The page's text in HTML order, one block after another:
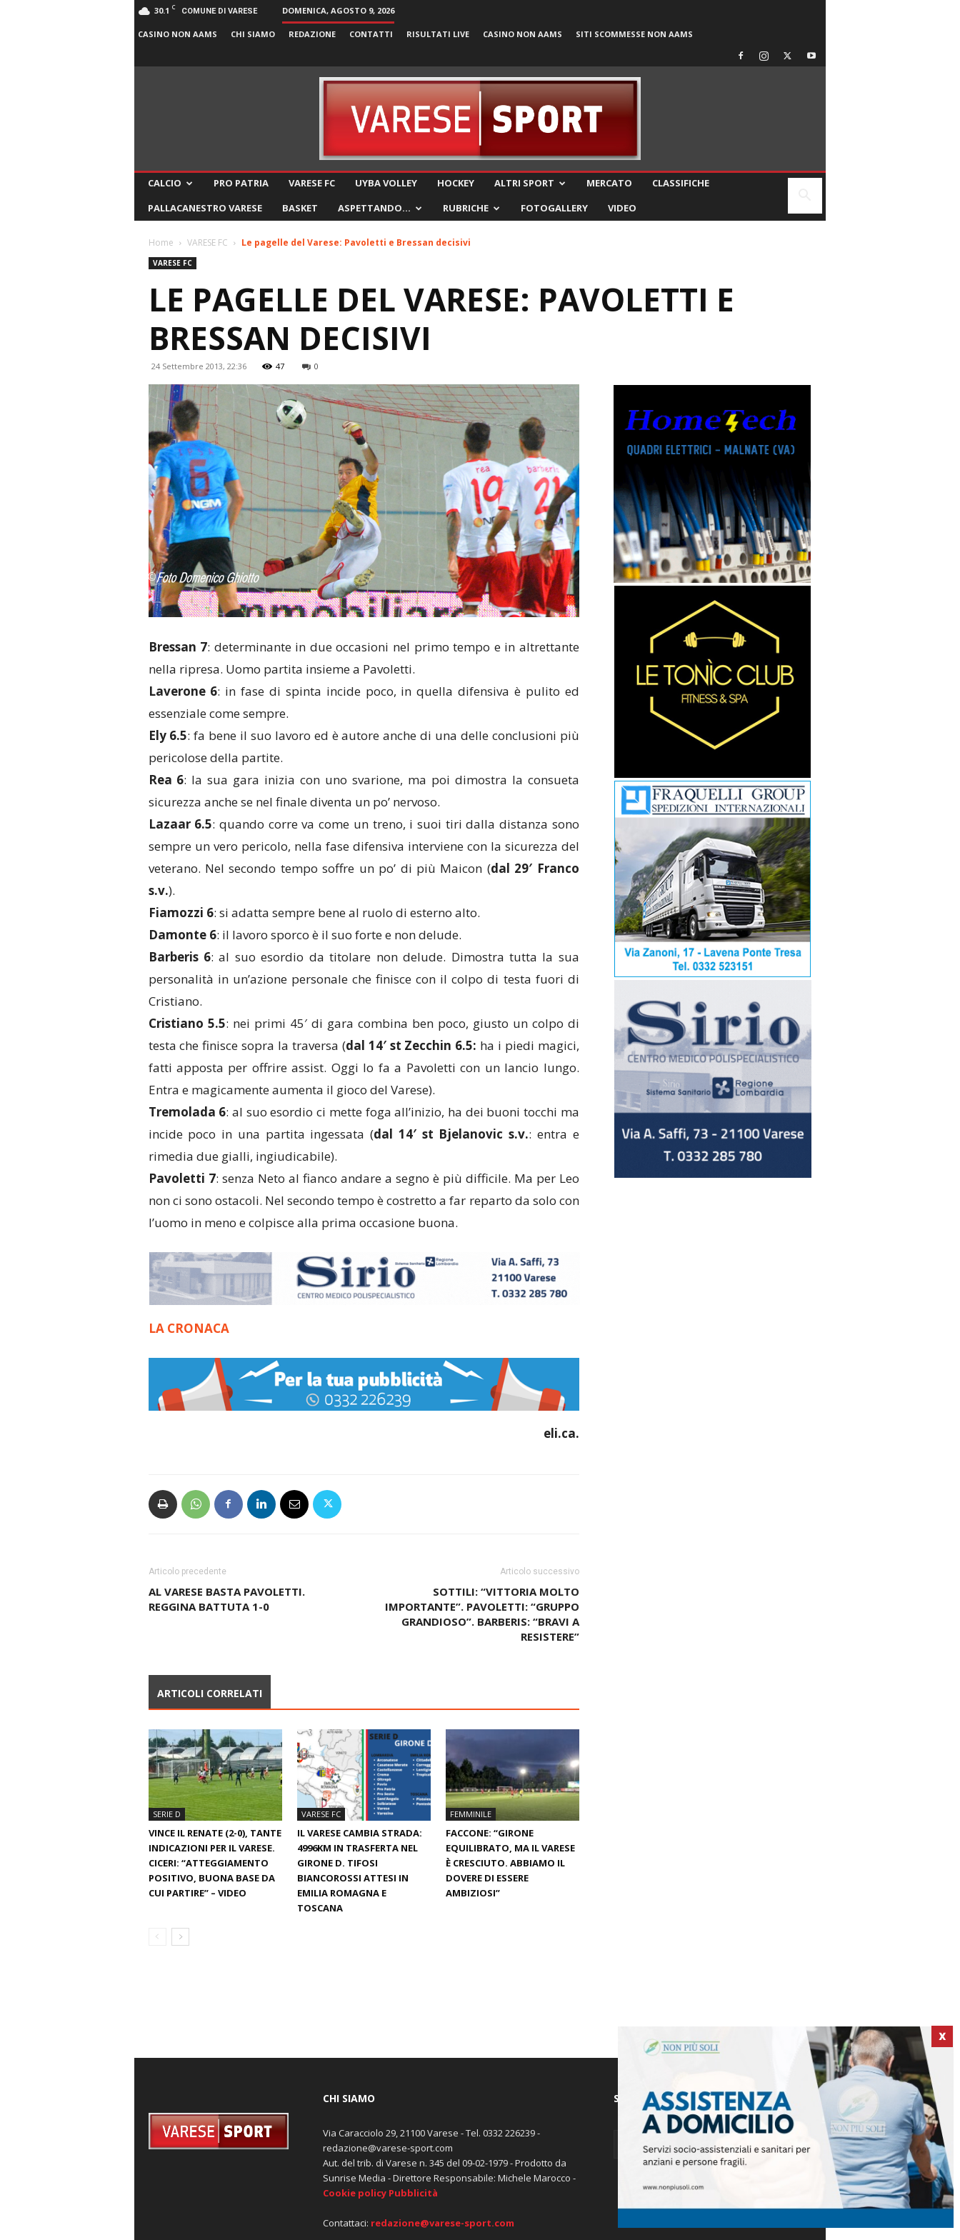
30.1 C COMUNE DI VARESE DOMENICA, AGOSTO 9, 2026
CASINO NON AAMS CHI SIAMO REDAZIONE CONTATTI RISULTATI LIVE CASINO NON AAMS SITI SCOMMESSE NON AAMS
CALCIO PRO PATRIA VARESE FC UYBA VOLLEY HOCKEY ALTRI SPORT MERCATO
CLASSIFICHE
PALLACANESTRO VARESE
BASKET ASPETTANDO… RUBRICHE FOTOGALLERY VIDEO
Home VARESE FC Le pagelle del Varese: Pavoletti e Bressan decisivi
VARESE FC
LE PAGELLE DEL VARESE: PAVOLETTI E
BRESSAN DECISIVI
24 Settembre 2013, 22:36 47 0
Bressan 7: determinante in due occasioni nel primo tempo e in altrettante
nella ripresa. Uomo partita insieme a Pavoletti.
Laverone 6: in fase di spinta incide poco, in quella difensiva è pulito ed
essenziale come sempre.
Ely 6.5: fa bene il suo lavoro ed è autore anche di una delle conclusioni più
pericolose della partite.
Rea 6: la sua gara inizia con uno svarione, ma poi dimostra la consueta
sicurezza anche se nel finale diventa un po’ nervoso.
Lazaar 6.5: quando corre va come un treno, i suoi tiri dalla distanza sono
sempre un vero pericolo, nella fase difensiva interviene con la sicurezza del
veterano. Nel secondo tempo soffre un po’ di più Maicon (dal 29′ Franco
s.v.).
Fiamozzi 6: si adatta sempre bene al ruolo di esterno alto.
Damonte 6: il lavoro sporco è il suo forte e non delude.
Barberis 6: al suo esordio da titolare non delude. Dimostra tutta la sua
personalità in un’azione personale che finisce con il colpo di testa fuori di
Cristiano.
Cristiano 5.5: nei primi 45′ di gara combina ben poco, giusto un colpo di
testa che finisce sopra la traversa (dal 14′ st Zecchin 6.5: ha i piedi magici,
fatti apposta per offrire assist. Oggi lo fa a Pavoletti con un lancio lungo.
Entra e magicamente aumenta il gioco del Varese).
Tremolada 6: al suo esordio ci mette foga all’inizio, ha dei buoni tocchi ma
incide poco in una partita ingessata (dal 14′ st Bjelanovic s.v.: entra e
rimedia due gialli, ingiudicabile).
Pavoletti 7: senza Neto al fianco andare a segno è più difficile. Ma per Leo
non ci sono ostacoli. Nel secondo tempo è costretto a far reparto da solo con
l’uomo in meno e colpisce alla prima occasione buona.
LA CRONACA
eli.ca.
Articolo precedente
AL VARESE BASTA PAVOLETTI.
REGGINA BATTUTA 1-0
Articolo successivo
SOTTILI: “VITTORIA MOLTO
IMPORTANTE”. PAVOLETTI: “GRUPPO
GRANDIOSO”. BARBERIS: “BRAVI A
RESISTERE”
ARTICOLI CORRELATI
SERIE D
VINCE IL RENATE (2-0), TANTE
INDICAZIONI PER IL VARESE.
CICERI: “ATTEGGIAMENTO
POSITIVO, BUONA BASE DA
CUI PARTIRE” – VIDEO
VARESE FC
IL VARESE CAMBIA STRADA:
4996KM IN TRASFERTA NEL
GIRONE D. TIFOSI
BIANCOROSSI ATTESI IN
EMILIA ROMAGNA E
TOSCANA
FEMMINILE
FACCONE: “GIRONE
EQUILIBRATO, MA IL VARESE
È CRESCIUTO. ABBIAMO IL
DOVERE DI ESSERE
AMBIZIOSI”
X
CHI SIAMO
Via Caracciolo 29, 21100 Varese - Tel. 0332 226239 -
redazione@varese-sport.com
Aut. del trib. di Varese n. 345 del 09-02-1979 - Prodotto da
Sunrise Media - Direttore Responsabile: Michele Marocco -
Cookie policy Pubblicità
Contattaci: redazione@varese-sport.com
SEGUICI